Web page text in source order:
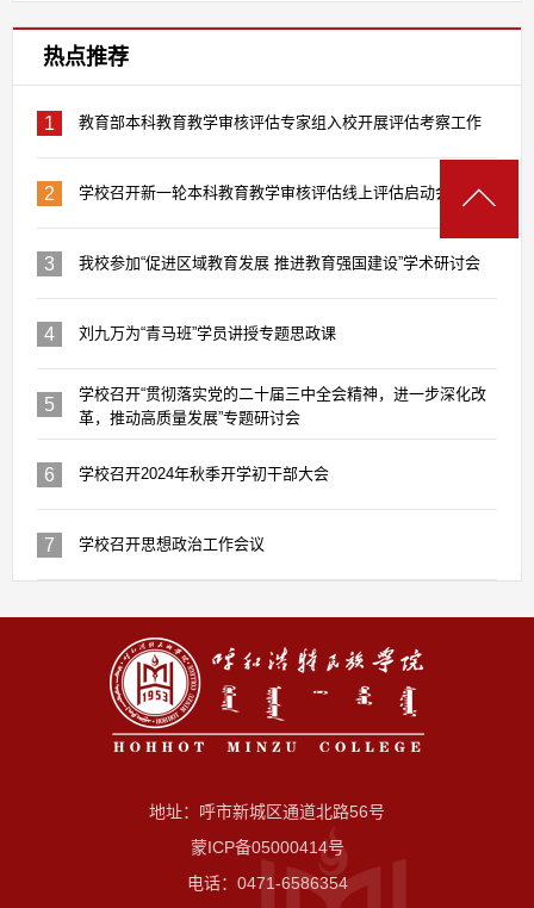
热点推荐
1 教育部本科教育教学审核评估专家组入校开展评估考察工作
2 学校召开新一轮本科教育教学审核评估线上评估启动会
3 我校参加“促进区域教育发展 推进教育强国建设”学术研讨会
4 刘九万为“青马班”学员讲授专题思政课
5
学校召开“贯彻落实党的二十届三中全会精神，进一步深化改
革，推动高质量发展”专题研讨会
6 学校召开2024年秋季开学初干部大会
7 学校召开思想政治工作会议
地址：呼市新城区通道北路56号
蒙ICP备05000414号
电话：0471-6586354